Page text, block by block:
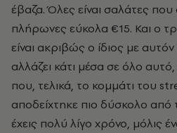
έβαζα. Όλες είναι σαλάτες που
πλήρωνες εύκολα €15. Και ο
είναι ακριβώς ο ίδιος με
αλλάζει κάτι μέσα σε όλο
που, τελικά, το κομμάτι του
αποδείχτηκε πιο δύσκολο από
έχεις πολύ λίγο χρόνο, μόλις